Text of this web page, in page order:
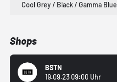
Cool Grey / Black / Gamma Blue
Shops
BSTN
19.09.23 09:00 Uhr